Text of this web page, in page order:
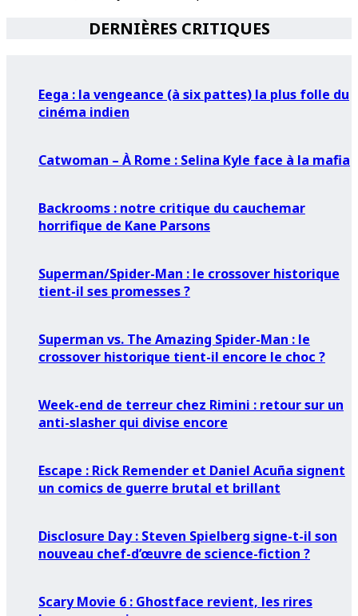
DERNIÈRES CRITIQUES
Eega : la vengeance (à six pattes) la plus folle du
cinéma indien
Catwoman – À Rome : Selina Kyle face à la mafia
Backrooms : notre critique du cauchemar
horrifique de Kane Parsons
Superman/Spider-Man : le crossover historique
tient-il ses promesses ?
Superman vs. The Amazing Spider-Man : le
crossover historique tient-il encore le choc ?
Week-end de terreur chez Rimini : retour sur un
anti-slasher qui divise encore
Escape : Rick Remender et Daniel Acuña signent
un comics de guerre brutal et brillant
Disclosure Day : Steven Spielberg signe-t-il son
nouveau chef-d’œuvre de science-fiction ?
Scary Movie 6 : Ghostface revient, les rires